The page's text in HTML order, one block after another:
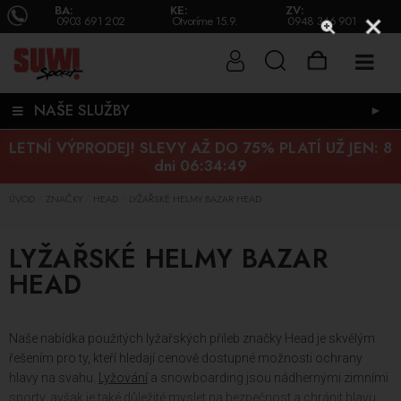
BA:
0903 691 202
KE:
Otvoríme 15.9.
ZV:
0948 346 901
NAŠE SLUŽBY ►
LETNÍ VÝPRODEJ! SLEVY AŽ DO 75% PLATÍ UŽ JEN: 8
dni 06:34:49
ÚVOD ZNAČKY HEAD LYŽAŘSKÉ HELMY BAZAR HEAD
LYŽAŘSKÉ HELMY BAZAR
HEAD
Naše nabídka použitých lyžařských přileb značky Head je skvělým
řešením pro ty, kteří hledají cenově dostupné možnosti ochrany
hlavy na svahu.
Lyžování a snowboarding jsou nádhernými zimními
sporty, avšak je také důležité myslet na bezpečnost a chránit hlavu